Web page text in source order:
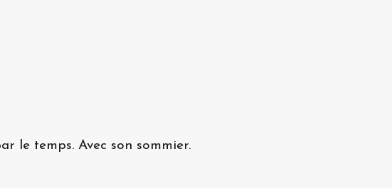
le temps. Avec son sommier.